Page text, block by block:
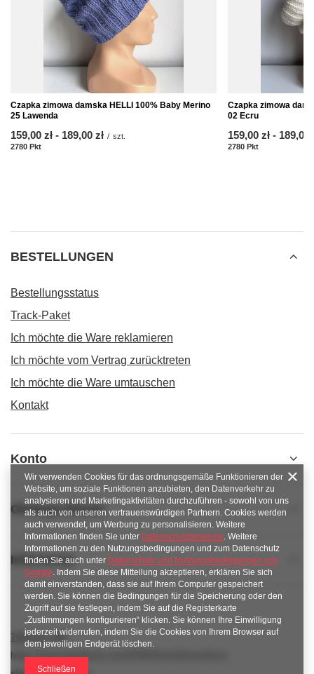
Czapka zimowa damska HELLI 100% Baby Merino
25 Lawenda
ab
159,00 zł - bis
189,00 zł / szt.
2780 Pkt
Czapka zimowa
02 Ecru
ab
159,00 zł - bis
189,00
2780 Pkt
BESTELLUNGEN
Bestellungsstatus
Track-Paket
Ich möchte die Ware reklamieren
Ich möchte vom Vertrag zurücktreten
Ich möchte die Ware umtauschen
Kontakt
Konto
Obsługa klienta
Informacje
789 221 795
https://www.facebook.com/KAROlineZielonaGora
Wir verwenden Cookies für das ordnungsgemäße Funktionieren der
Website, um soziale Funktionen anzubieten, den Datenverkehr zu
analysieren und Marketingaktivitäten durchzuführen - sowohl von uns
als auch von unseren vertrauenswürdigen Partnern. Cookies werden
auch verwendet, um Werbung zu personalisieren. Weitere
Informationen finden Sie unter Datenschutzhinweise. Weitere
Informationen zu den Nutzungsbedingungen und zum Datenschutz
finden Sie auch unter Datenschutz und Nutzungsbedingungen von
Google. Indem Sie diese Mitteilung akzeptieren, erklären Sie sich
damit einverstanden, dass sie auf Ihrem Computer gespeichert
werden. Sie können die Bedingungen für die Speicherung oder den
Zugriff auf sie festlegen, indem Sie auf die Registerkarte
„Zustimmungen konfigurieren“ klicken. Sie können Ihre Einwilligung
jederzeit widerrufen, indem Sie die Cookies von Ihrem Browser auf
dem jeweiligen Endgerät löschen.
Schließen